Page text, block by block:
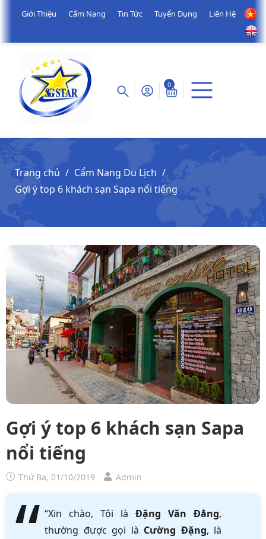
Giới Thiệu Cẩm Nang Tin Tức Tuyển Dụng Liên Hệ
0
Trang chủ
Cẩm Nang Du Lịch
Gợi ý top 6 khách sạn Sapa nổi tiếng
Gợi ý top 6 khách sạn Sapa
nổi tiếng
Thứ Ba, 01/10/2019 Admin
“Xin chào, Tôi là Đặng Văn Đẳng,
thường được gọi là Cường Đặng, là